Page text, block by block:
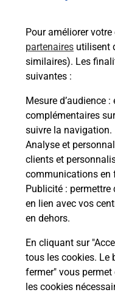
Pour améliorer votre
partenaires utilisent
similaires). Les
suivantes :
Mesure d’audience :
complémentaires
suivre la navigation.
Analyse et
clients et
communications en
Publicité : permettre
en lien avec vos
en dehors.
En cliquant sur
tous les cookies. Le
fermer" vous
les cookies
Acheter un
Vous recherchez un
de chez vous ?
téléphones iPhone
Poste à SOUILLAC
En savoir plus
Questions